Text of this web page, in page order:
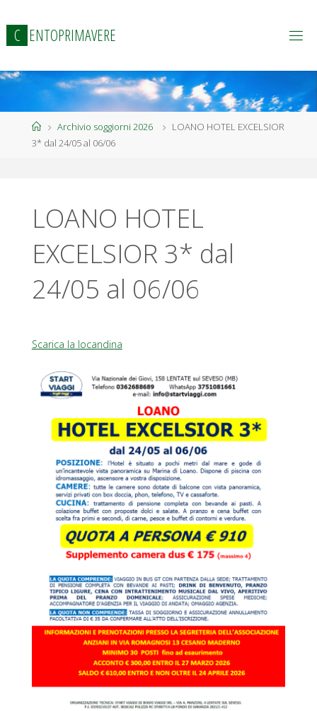
al
contenuto
C ENTOPRIMAVERE
HomeArchivio soggiorni 2026
LOANO HOTEL EXCELSIOR
3* dal 24/05 al 06/06
LOANO HOTEL
EXCELSIOR 3* dal
24/05 al 06/06
Scarica la locandina